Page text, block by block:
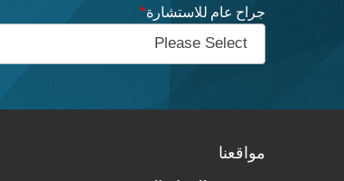
جراح عام للاستشارة*
مواقعنا